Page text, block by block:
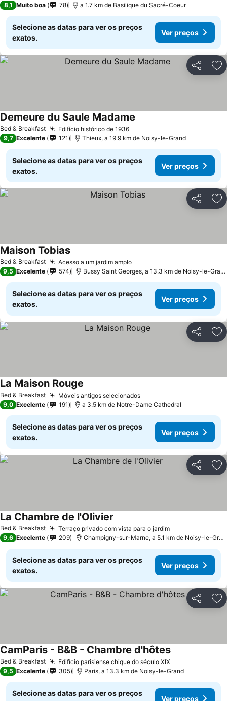
8,1 Muito boa 78 a 1.7 km de Basilique du Sacré-Coeur
Selecione as datas para ver os preços
exatos.
Ver preços
Partilhar
Bed & Breakfast Edifício histórico de 1936Ver preços
Demeure du Saule Madame
9,7 Excelente 121 Thieux, a 19.9 km de Noisy-le-Grand
Selecione as datas para ver os preços
exatos.
Ver preços
Partilhar
Bed & Breakfast Acesso a um jardim amploVer preços
Maison TobiasVer preços
9,5 Excelente 574 Bussy Saint Georges, a 13.3 km de Noisy-le-Grand
Selecione as datas para ver os preços
exatos.
Ver preços
Partilhar
Bed & Breakfast Móveis antigos selecionadosVer preços
La Maison Rouge
9,0 Excelente 191 a 3.5 km de Notre-Dame Cathedral
Selecione as datas para ver os preços
exatos.
Ver preços
Partilhar
Bed & Breakfast Terraço privado com vista para o jardimVer preços
La Chambre de l'Olivier
9,6 Excelente 209 Champigny-sur-Marne, a 5.1 km de Noisy-le-
Selecione as datas para ver os preços
exatos.
Ver preços
Partilhar
Bed & Breakfast Edifício parisiense chique do século XIXVer preços
CamParis - B&B - Chambre d'hôtesVer preços
9,5 Excelente 305 Paris, a 13.3 km de Noisy-le-Grand
Selecione as datas para ver os preços
Ver preços